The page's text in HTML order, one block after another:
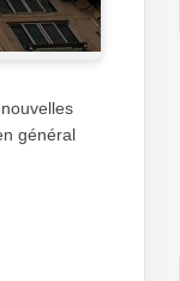
général